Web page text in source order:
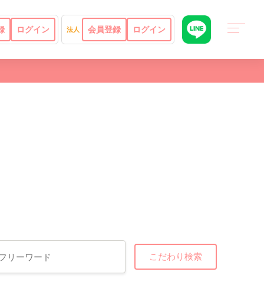
ログイン 法人 会員登録 ログイン
こだわり検索